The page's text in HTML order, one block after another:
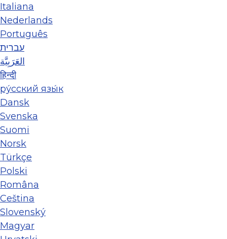
Italiana
Nederlands
Português
עברית
العَرَبِيَّة
हिन्दी
ру́сский язы́к
Dansk
Svenska
Suomi
Norsk
Türkçe
Polski
Româna
Ceština
Slovenský
Magyar